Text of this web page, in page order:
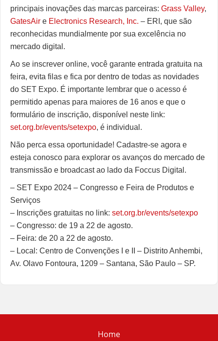
principais inovações das marcas parceiras: Grass Valley,
GatesAir e Electronics Research, Inc. – ERI, que são
reconhecidas mundialmente por sua excelência no
mercado digital.
Ao se inscrever online, você garante entrada gratuita na
feira, evita filas e fica por dentro de todas as novidades
do SET Expo. É importante lembrar que o acesso é
permitido apenas para maiores de 16 anos e que o
formulário de inscrição, disponível neste link:
set.org.br/events/setexpo, é individual.
Não perca essa oportunidade! Cadastre-se agora e
esteja conosco para explorar os avanços do mercado de
transmissão e broadcast ao lado da Foccus Digital.
– SET Expo 2024 – Congresso e Feira de Produtos e
Serviços
– Inscrições gratuitas no link: set.org.br/events/setexpo
– Congresso: de 19 a 22 de agosto.
– Feira: de 20 a 22 de agosto.
– Local: Centro de Convenções I e II – Distrito Anhembi,
Av. Olavo Fontoura, 1209 – Santana, São Paulo – SP.
Home